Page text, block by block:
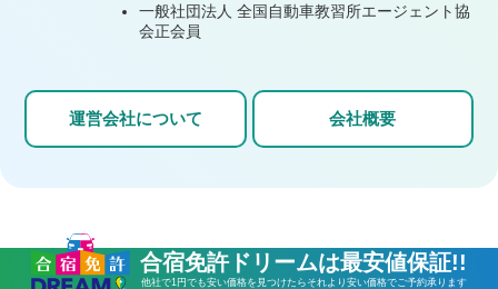
一般社団法人 全国自動車教習所エージェント協
会正会員
運営会社について 会社概要
合宿免許ドリームは最安値保証!!
他社で1円でも安い価格を見つけたら それより安い価格でご予約承ります